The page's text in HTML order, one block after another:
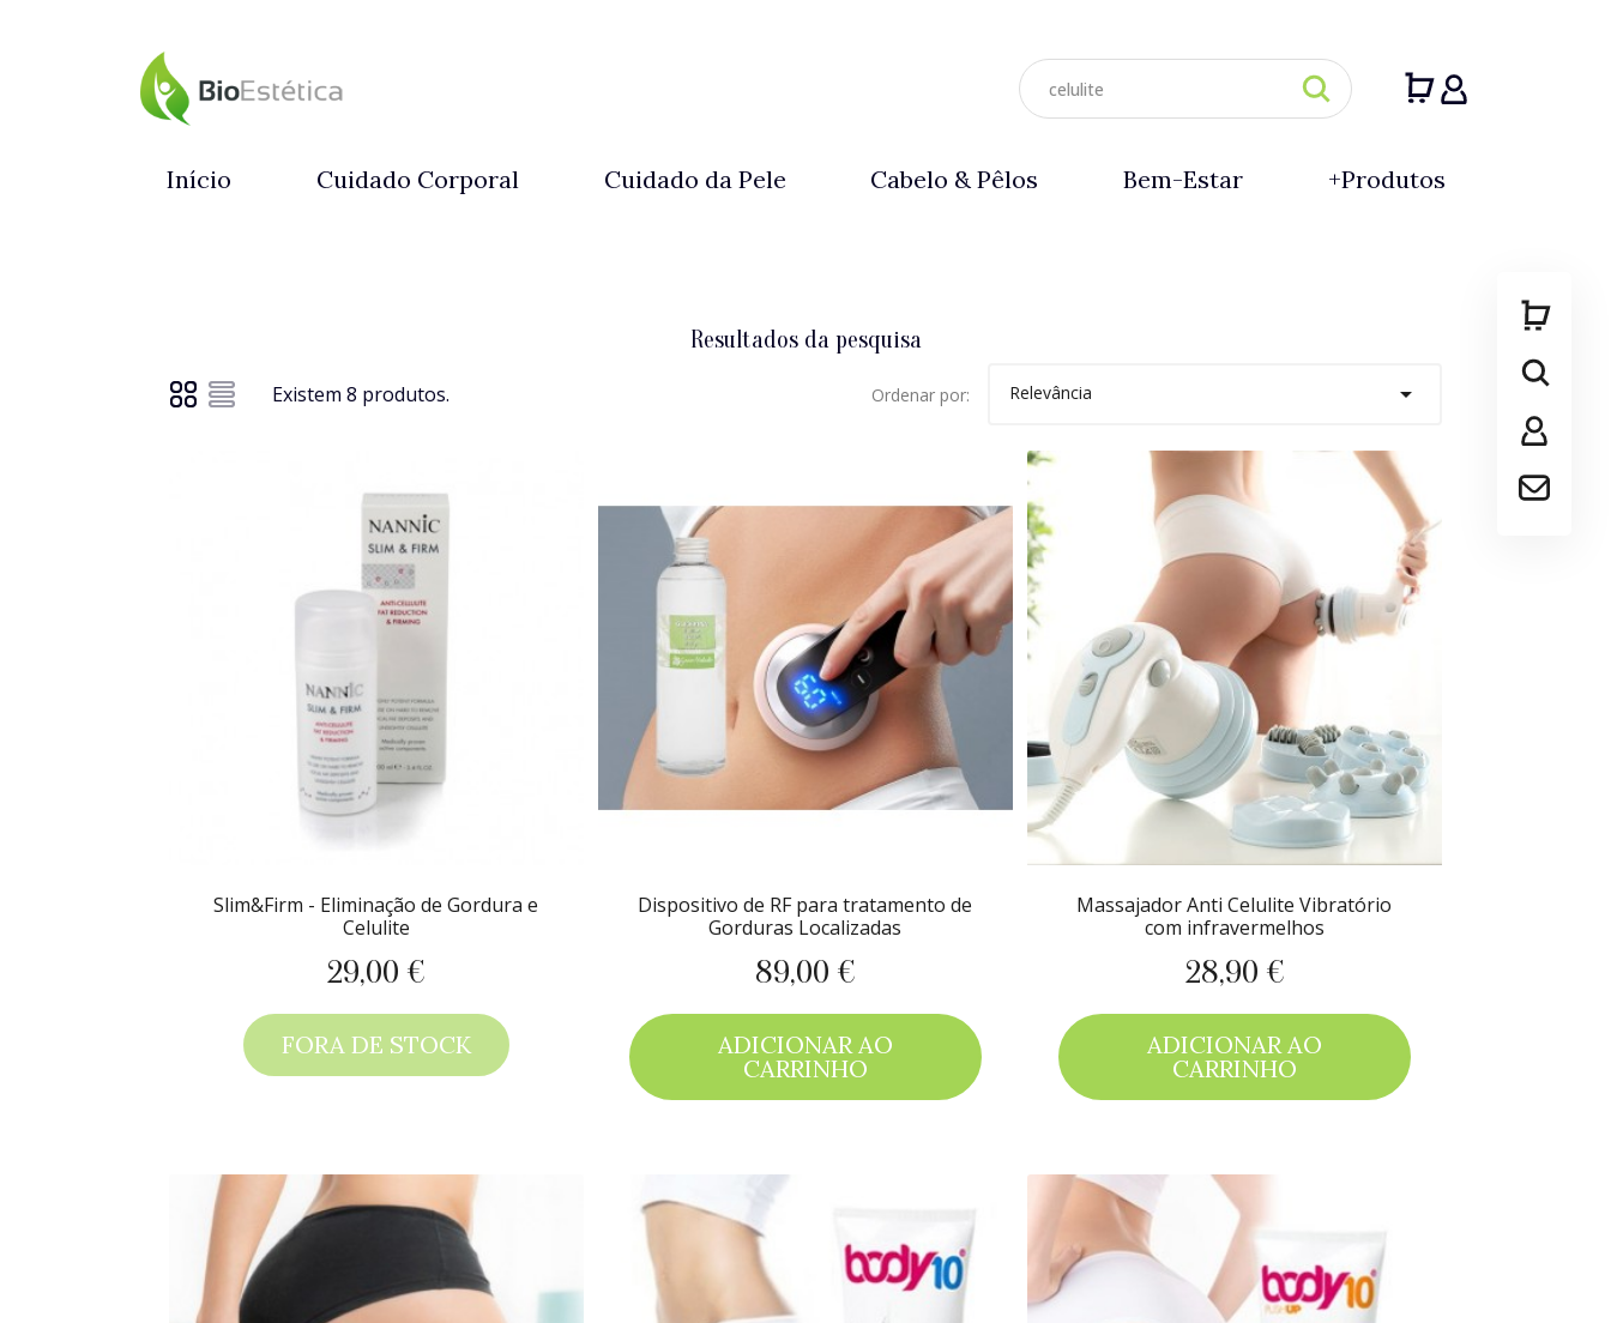
0 Entrar
Início Cuidado Corporal Cuidado da Pele Cabelo & Pêlos Bem-Estar +Produtos
Resultados da pesquisa
Existem 8 produtos. Ordenar por: Relevância 
Slim&Firm - Eliminação de Gordura e
Celulite
Preço
29,00 €
FORA DE STOCK
Dispositivo de RF para tratamento de
Gorduras Localizadas
Preço
89,00 €
ADICIONAR AO
CARRINHO
Massajador Anti Celulite Vibratório
com infravermelhos
Preço
28,90 €
ADICIONAR AO
CARRINHO